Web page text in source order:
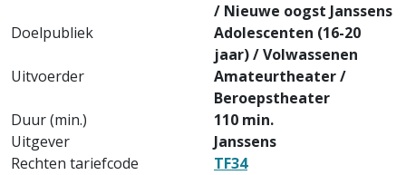
/ Nieuwe oogst Janssens
Doelpubliek
Adolescenten (16-20
jaar) / Volwassenen
Uitvoerder
Amateurtheater /
Beroepstheater
Duur (min.)
110 min.
Uitgever
Janssens
Rechten tariefcode
TF34